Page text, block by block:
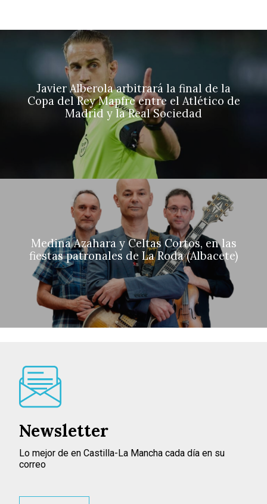
Javier Alberola arbitrará la final de la
Copa del Rey Mapfre entre el Atlético de
Madrid y la Real Sociedad
Medina Azahara y Celtas Cortos, en las
fiestas patronales de La Roda (Albacete)
Newsletter
Lo mejor de en Castilla-La Mancha cada día en su
correo